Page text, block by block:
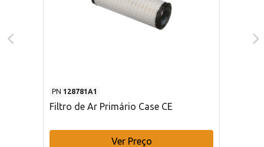
PN 128781A1
Filtro de Ar Primário Case CE
Ver Preço